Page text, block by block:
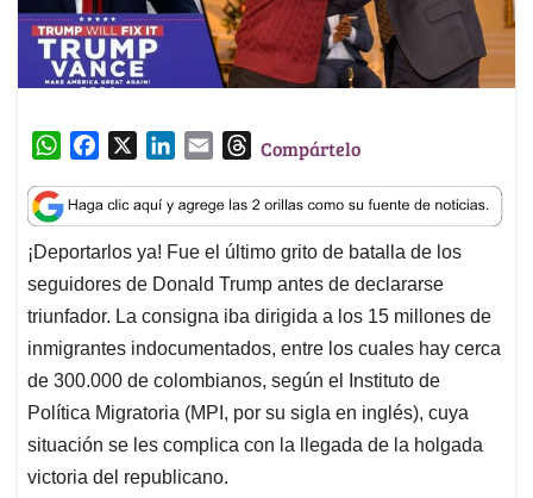
W
a
t
s
A
p
p
c
e
b
o
o
k
n
k
e
d
I
n
a
i
l
T
r
e
a
d
s
Compártelo
¡Deportarlos ya! Fue el último grito de batalla de los
seguidores de Donald Trump antes de declararse
triunfador. La consigna iba dirigida a los 15 millones de
inmigrantes indocumentados, entre los cuales hay cerca
de 300.000 de colombianos, según el Instituto de
Política Migratoria (MPI, por su sigla en inglés), cuya
situación se les complica con la llegada de la holgada
victoria del republicano.